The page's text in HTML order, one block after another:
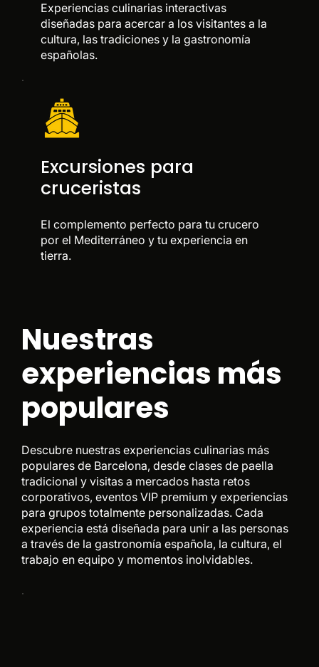
Experiencias culinarias interactivas
diseñadas para acercar a los visitantes a la
cultura, las tradiciones y la gastronomía
españolas.
Excursiones para
cruceristas
El complemento perfecto para tu crucero
por el Mediterráneo y tu experiencia en
tierra.
Nuestras
experiencias más
populares
Descubre nuestras experiencias culinarias más
populares de Barcelona, desde clases de paella
tradicional y visitas a mercados hasta retos
corporativos, eventos VIP premium y experiencias
para grupos totalmente personalizadas. Cada
experiencia está diseñada para unir a las personas
a través de la gastronomía española, la cultura, el
trabajo en equipo y momentos inolvidables.